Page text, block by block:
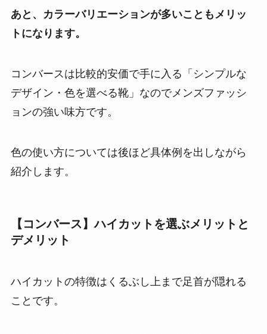
あと、カラーバリエーションが多いこともメリッ
トになります。
コンバースは比較的安価で手に入る「シンプルな
デザイン・色を選べる靴」なのでメンズファッシ
ョンの強い味方です。
色の使い方については後ほど具体例を出しながら
紹介します。
【コンバース】ハイカットを選ぶメリットと
デメリット
ハイカットの特徴はくるぶし上まで足首が隠れる
ことです。